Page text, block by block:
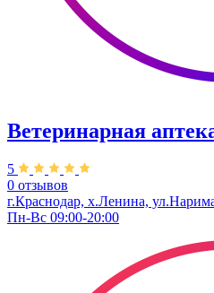
Ветеринарная
5
0 отзывов
г.Краснодар, х.Ленина,
Пн-Вс 09:00-20:00